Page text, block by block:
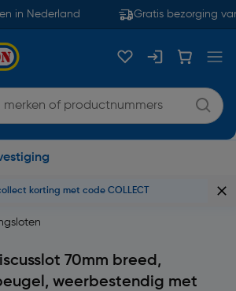
in Nederland Gratis bezorging
korting met code COLLECT
70mm breed,
weerbestendig met